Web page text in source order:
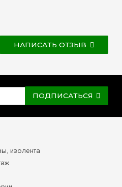
НАПИСАТЬ ОТЗЫВ
ПОДПИСАТЬСЯ
изолента